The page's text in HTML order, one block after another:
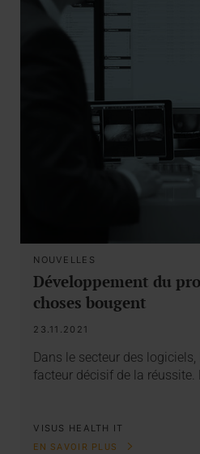
NOUVELLES
Développement du
choses bougent
23.11.2021
Dans le secteur des
facteur décisif de la réussite.
VISUS HEALTH IT
EN SAVOIR PLUS